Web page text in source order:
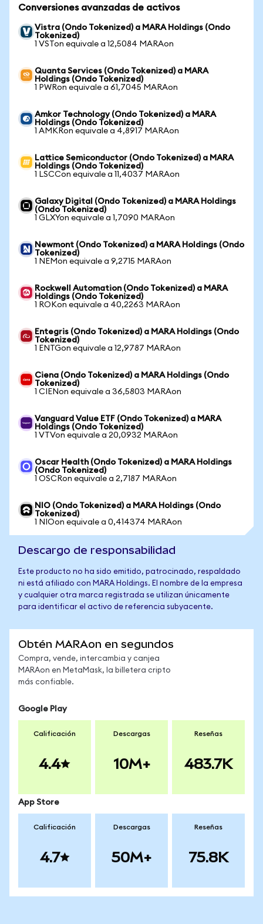
Conversiones avanzadas de activos
Vistra (Ondo Tokenized) a MARA Holdings (Ondo
Tokenized)
1 VSTon equivale a 12,5084 MARAon
Quanta Services (Ondo Tokenized) a MARA
Holdings (Ondo Tokenized)
1 PWRon equivale a 61,7045 MARAon
Amkor Technology (Ondo Tokenized) a MARA
Holdings (Ondo Tokenized)
1 AMKRon equivale a 4,8917 MARAon
Lattice Semiconductor (Ondo Tokenized) a MARA
Holdings (Ondo Tokenized)
1 LSCCon equivale a 11,4037 MARAon
Galaxy Digital (Ondo Tokenized) a MARA Holdings
(Ondo Tokenized)
1 GLXYon equivale a 1,7090 MARAon
Newmont (Ondo Tokenized) a MARA Holdings (Ondo
Tokenized)
1 NEMon equivale a 9,2715 MARAon
Rockwell Automation (Ondo Tokenized) a MARA
Holdings (Ondo Tokenized)
1 ROKon equivale a 40,2263 MARAon
Entegris (Ondo Tokenized) a MARA Holdings (Ondo
Tokenized)
1 ENTGon equivale a 12,9787 MARAon
Ciena (Ondo Tokenized) a MARA Holdings (Ondo
Tokenized)
1 CIENon equivale a 36,5803 MARAon
Vanguard Value ETF (Ondo Tokenized) a MARA
Holdings (Ondo Tokenized)
1 VTVon equivale a 20,0932 MARAon
Oscar Health (Ondo Tokenized) a MARA Holdings
(Ondo Tokenized)
1 OSCRon equivale a 2,7187 MARAon
NIO (Ondo Tokenized) a MARA Holdings (Ondo
Tokenized)
1 NIOon equivale a 0,414374 MARAon
Descargo de responsabilidad
Este producto no ha sido emitido, patrocinado, respaldado
ni está afiliado con MARA Holdings. El nombre de la empresa
y cualquier otra marca registrada se utilizan únicamente
para identificar el activo de referencia subyacente.
Obtén MARAon en segundos
Compra, vende, intercambia y canjea
MARAon en MetaMask, la billetera cripto
más confiable.
Google Play
Calificación
4.4
Descargas
10M+
Reseñas
483.7K
App Store
Calificación
4.7
Descargas
50M+
Reseñas
75.8K